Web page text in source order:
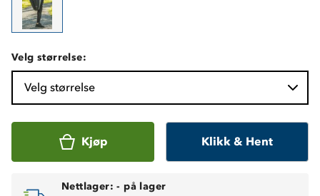
Velg størrelse:
Velg størrelse
Kjøp Klikk & Hent
Nettlager: - på lager